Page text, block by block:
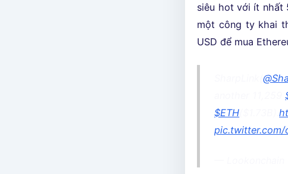
siêu hot với ít nhất
một công ty khai
USD để mua
SharpLink(
another 11,259
$ETH ($1.73B).
pic.twitter.com/
—